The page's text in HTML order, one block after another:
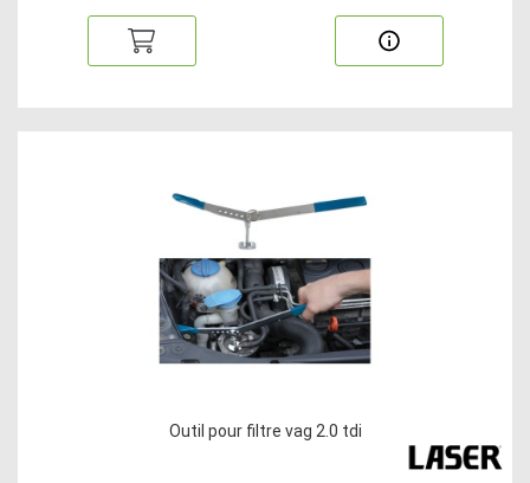
Outil pour filtre vag 2.0 tdi